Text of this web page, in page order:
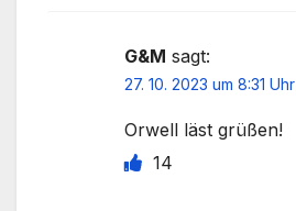
G&M sagt:
27. 10. 2023 um 8:31 Uhr
Orwell läst grüßen!
14